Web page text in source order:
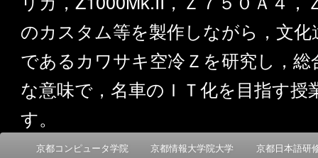
のカスタム等を製作しながら，文化
であるカワサキ空冷Ｚを研究し，総
な意味で，名車のＩＴ化を目指す授
す。
メ
サ
京都コンピュータ学院 京都情報大学院大学 京都日本語研